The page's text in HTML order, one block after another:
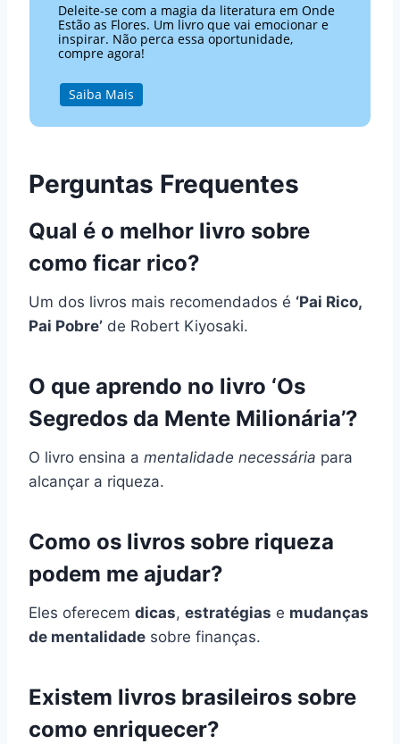
Deleite-se com a magia da literatura em Onde
Estão as Flores. Um livro que vai emocionar e
inspirar. Não perca essa oportunidade,
compre agora!
Saiba Mais
Perguntas Frequentes
Qual é o melhor livro sobre
como ficar rico?
Um dos livros mais recomendados é ‘Pai Rico,
Pai Pobre’ de Robert Kiyosaki.
O que aprendo no livro ‘Os
Segredos da Mente Milionária’?
O livro ensina a mentalidade necessária para
alcançar a riqueza.
Como os livros sobre riqueza
podem me ajudar?
Eles oferecem dicas, estratégias e mudanças
de mentalidade sobre finanças.
Existem livros brasileiros sobre
como enriquecer?